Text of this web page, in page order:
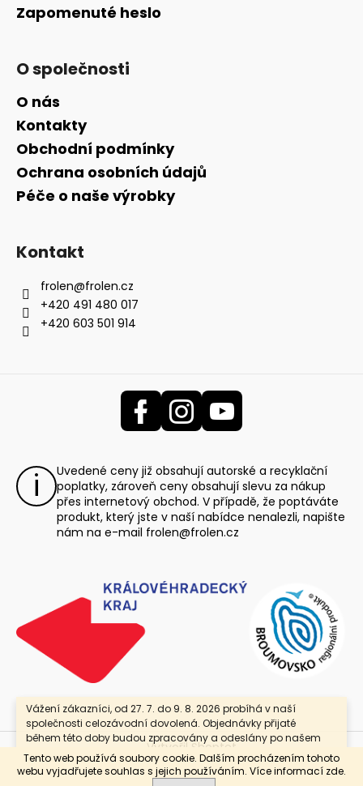
Tento web používá soubory cookie. Dalším procházením tohoto
webu vyjadřujete souhlas s jejich používáním. Více informací zde.
Vážení zákazníci, od 27. 7. do 9. 8. 2026 probíhá v naší
společnosti celozávodní dovolená. Objednávky přijaté
během této doby budou zpracovány a odeslány po našem
návratu. Jako poděkování za Vaši trpělivost nabízíme
slevu 25 % se slevovým kódem „DOVOLENA“. Platí pouze pro
maloobchodní objednávky. Děkujeme za pochopení a
Zapomenuté heslo
O společnosti
O nás
Kontakty
Obchodní podmínky
Ochrana osobních údajů
Péče o naše výrobky
Kontakt
frolen@frolen.cz
+420 491 480 017
+420 603 501 914
Uvedené ceny již obsahují autorské a recyklační
poplatky, zároveň ceny obsahují slevu za nákup
přes internetový obchod. V případě, že poptáváte
produkt, který jste v naší nabídce nenalezli, napište
nám na e-mail frolen@frolen.cz
Vytvořil Shoptet
Copyright 2026Frolen, Linex-export, s.r.o. Všechna